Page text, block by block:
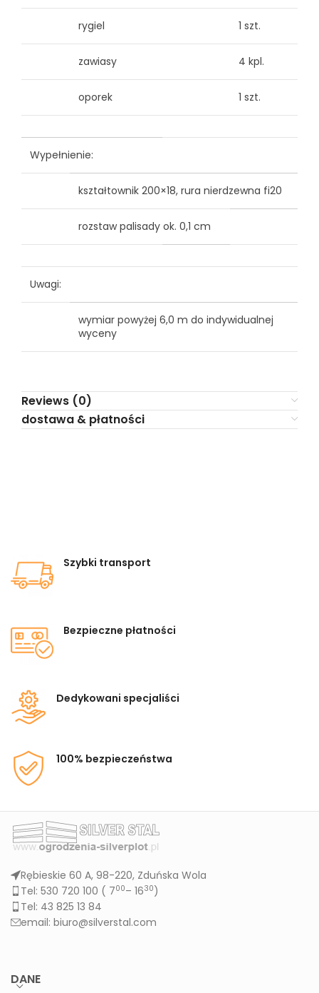
rygiel 1 szt.
zawiasy 4 kpl.
oporek 1 szt.
Wypełnienie:
kształtownik 200×18, rura nierdzewna fi20
rozstaw palisady ok. 0,1 cm
Uwagi:
wymiar powyżej 6,0 m do indywidualnej
wyceny
Reviews (0)
dostawa & płatności
Szybki transport
Bezpieczne płatności
Dedykowani specjaliści
100% bezpieczeństwa
Rębieskie 60 A, 98-220, Zduńska Wola
Tel: 530 720 100 ( 700– 1630)
Tel: 43 825 13 84
email: biuro@silverstal.com
DANE